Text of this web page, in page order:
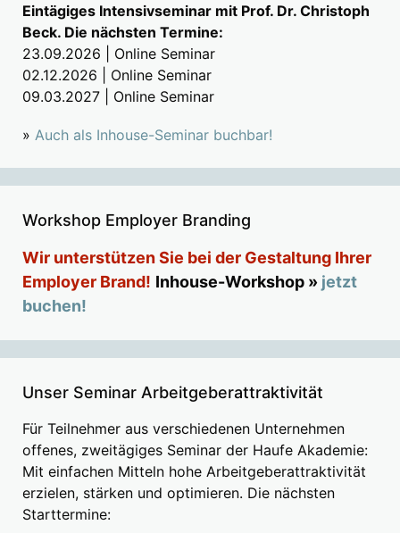
Eintägiges Intensivseminar mit Prof. Dr. Christoph
Beck. Die nächsten Termine:
23.09.2026 | Online Seminar
02.12.2026 | Online Seminar
09.03.2027 | Online Seminar
» Auch als Inhouse-Seminar buchbar!
Workshop Employer Branding
Wir unterstützen Sie bei der Gestaltung Ihrer
Employer Brand! Inhouse-Workshop » jetzt
buchen!
Unser Seminar Arbeitgeberattraktivität
Für Teilnehmer aus verschiedenen Unternehmen
offenes, zweitägiges Seminar der Haufe Akademie:
Mit einfachen Mitteln hohe Arbeitgeberattraktivität
erzielen, stärken und optimieren. Die nächsten
Starttermine: